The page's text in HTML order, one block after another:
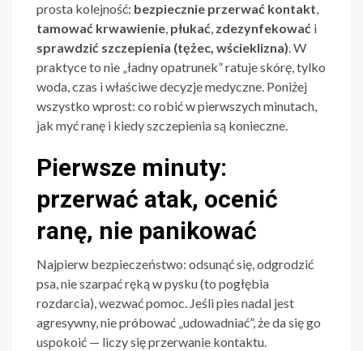
prosta kolejność: bezpiecznie przerwać kontakt,
tamować krwawienie, płukać, zdezynfekować i
sprawdzić szczepienia (tężec, wścieklizna). W
praktyce to nie „ładny opatrunek” ratuje skórę, tylko
woda, czas i właściwe decyzje medyczne. Poniżej
wszystko wprost: co robić w pierwszych minutach,
jak myć ranę i kiedy szczepienia są konieczne.
Pierwsze minuty:
przerwać atak, ocenić
ranę, nie panikować
Najpierw bezpieczeństwo: odsunąć się, odgrodzić
psa, nie szarpać ręką w pysku (to pogłębia
rozdarcia), wezwać pomoc. Jeśli pies nadal jest
agresywny, nie próbować „udowadniać”, że da się go
uspokoić — liczy się przerwanie kontaktu.